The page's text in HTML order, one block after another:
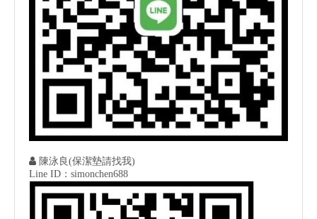
 陳泳良(保潔墊請找我)
Line ID：simonchen688